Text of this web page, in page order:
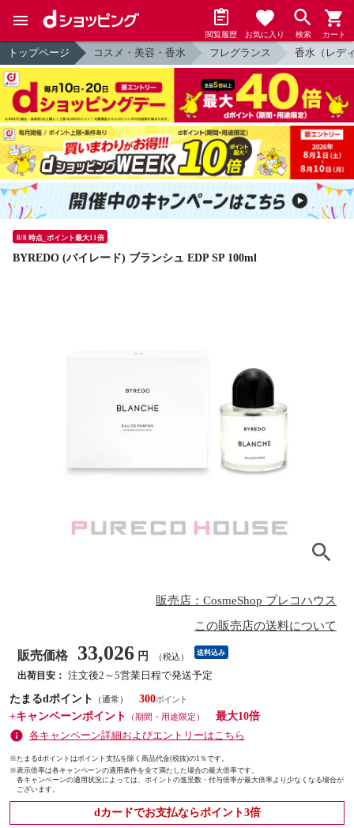
閲覧履歴 お気に入り 検索 カート
トップページ コスメ・美容・香水 フレグランス 香水（レデ
8/8 時点_ポイント最大11倍
BYREDO (バイレード) ブランシュ EDP SP 100ml
販売店：CosmeShop プレコハウス
この販売店の送料について
販売価格 33,026 円 （税込） 送料込み
出荷目安： 注文後2～5営業日程で発送予定
たまるdポイント
（通常）
300
+キャンペーンポイント
（期間・用途限定）
最大10倍
各キャンペーン詳細およびエントリーはこちら
※たまるdポイントはポイント支払を除く商品代金(税抜)の1％です。
※表示倍率は各キャンペーンの適用条件を全て満たした場合の最大倍率です。
各キャンペーンの適用状況によっては、ポイントの進呈数・付与倍率が最大倍率より少なくなる場合が
ございます。
dカードでお支払ならポイント3倍